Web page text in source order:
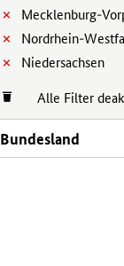
Mecklenburg-
Nordrhein-
Niedersachsen
Alle Filter
Bundesland